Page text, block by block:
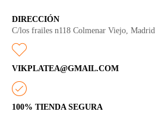
DIRECCIÓN
C/los frailes n118 Colmenar Viejo, Madrid
VIKPLATEA@GMAIL.COM
100% TIENDA SEGURA